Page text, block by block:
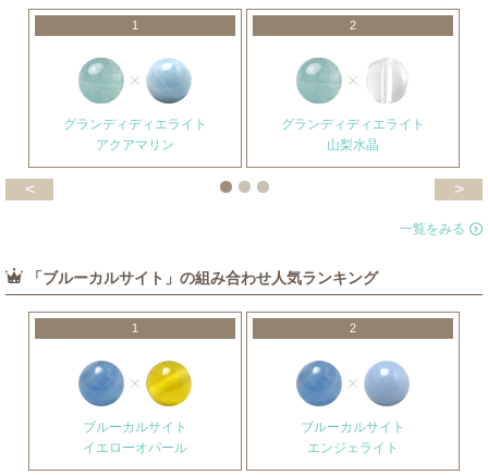
1
グランディディエライト
アクアマリン
2
グランディディエライト
山梨水晶
< >
一覧をみる
「ブルーカルサイト」の組み合わせ人気ランキング
1
ブルーカルサイト
イエローオパール
2
ブルーカルサイト
エンジェライト